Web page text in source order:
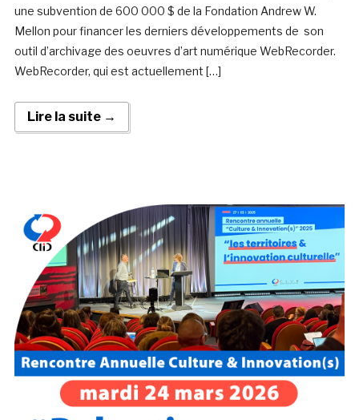
une subvention de 600 000 $ de la Fondation Andrew W.
Mellon pour financer les derniers développements de son
outil d’archivage des oeuvres d’art numérique WebRecorder.
WebRecorder, qui est actuellement […]
Lire la suite →